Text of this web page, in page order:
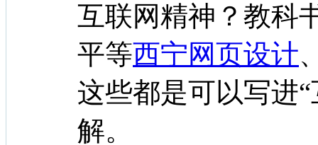
互联网精神？教科
平等西宁网页设计
这些都是可以写进
解。